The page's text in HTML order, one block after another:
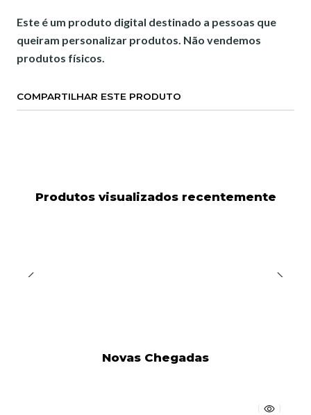
Este é um produto digital destinado a pessoas que
queiram personalizar produtos. Não vendemos
produtos físicos.
COMPARTILHAR ESTE PRODUTO
Produtos visualizados recentemente
Novas Chegadas